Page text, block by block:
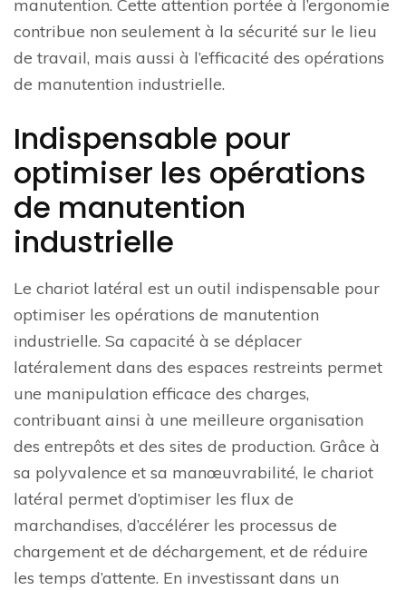
manutention. Cette attention portée à l’ergonomie
contribue non seulement à la sécurité sur le lieu
de travail, mais aussi à l’efficacité des opérations
de manutention industrielle.
Indispensable pour
optimiser les opérations
de manutention
industrielle
Le chariot latéral est un outil indispensable pour
optimiser les opérations de manutention
industrielle. Sa capacité à se déplacer
latéralement dans des espaces restreints permet
une manipulation efficace des charges,
contribuant ainsi à une meilleure organisation
des entrepôts et des sites de production. Grâce à
sa polyvalence et sa manœuvrabilité, le chariot
latéral permet d’optimiser les flux de
marchandises, d’accélérer les processus de
chargement et de déchargement, et de réduire
les temps d’attente. En investissant dans un